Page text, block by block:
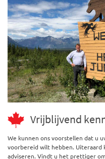
Vrijblijvend
We kunnen ons voorstellen dat u
voorbereid wilt hebben. Uiteraard
adviseren. Vindt u het prettiger